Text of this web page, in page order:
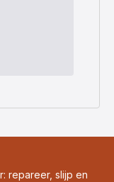
repareer, slijp en